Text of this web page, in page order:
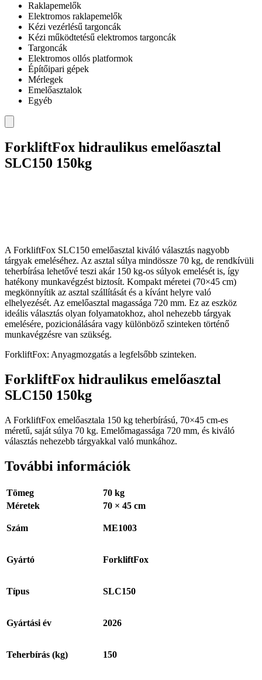
Raklapemelők
Elektromos raklapemelők
Kézi vezérlésű targoncák
Kézi működtetésű elektromos targoncák
Targoncák
Elektromos ollós platformok
Építőipari gépek
Mérlegek
Emelőasztalok
Egyéb
ForkliftFox hidraulikus emelőasztal
SLC150 150kg
A ForkliftFox SLC150 emelőasztal kiváló választás nagyobb
tárgyak emeléséhez. Az asztal súlya mindössze 70 kg, de rendkívüli
teherbírása lehetővé teszi akár 150 kg-os súlyok emelését is, így
hatékony munkavégzést biztosít. Kompakt méretei (70×45 cm)
megkönnyítik az asztal szállítását és a kívánt helyre való
elhelyezését. Az emelőasztal magassága 720 mm. Ez az eszköz
ideális választás olyan folyamatokhoz, ahol nehezebb tárgyak
emelésére, pozicionálására vagy különböző szinteken történő
munkavégzésre van szükség.
ForkliftFox: Anyagmozgatás a legfelsőbb szinteken.
ForkliftFox hidraulikus emelőasztal
SLC150 150kg
A ForkliftFox emelőasztala 150 kg teherbírású, 70×45 cm-es
méretű, saját súlya 70 kg. Emelőmagassága 720 mm, és kiváló
választás nehezebb tárgyakkal való munkához.
További információk
Tömeg
70 kg
Méretek
70 × 45 cm
Szám ME1003
Gyártó ForkliftFox
Típus SLC150
Gyártási év 2026
Teherbírás (kg) 150